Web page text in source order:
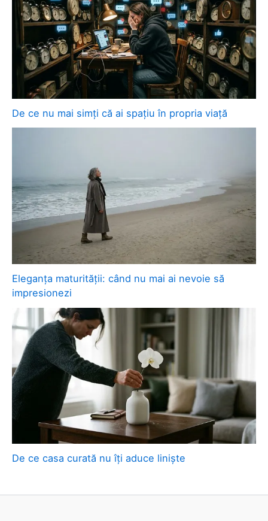
De ce nu mai simți că ai spațiu în propria viață
Eleganța maturității: când nu mai ai nevoie să
impresionezi
De ce casa curată nu îți aduce liniște